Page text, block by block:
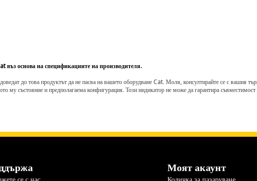
въз основа на спецификациите на производителя.
до това продуктът да не пасва на вашето оборудване Cat. Моля, консултирайте се с вашия
му състояние и предполагаема конфигурация. Този индикатор не може да гарантира съвместимост
Моят акаунт